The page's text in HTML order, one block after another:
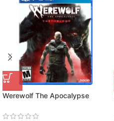
Werewolf The Apocalypse